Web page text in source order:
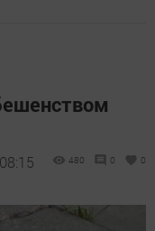
480 0 0